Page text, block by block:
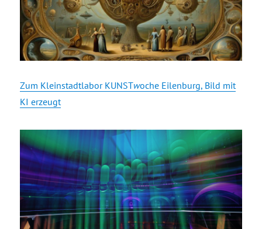
Zum Kleinstadtlabor KUNSTwoche Eilenburg, Bild mit
KI erzeugt